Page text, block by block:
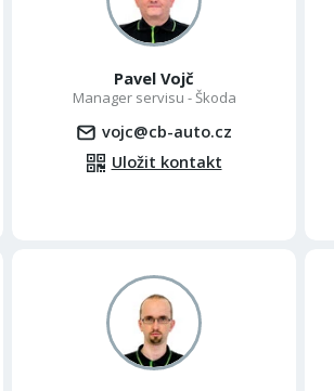
Pavel Vojč
Manager servisu - Škoda
vojc@cb-auto.cz
Uložit kontakt